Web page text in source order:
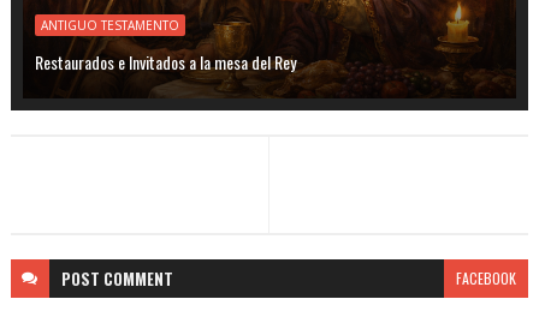
ANTIGUO TESTAMENTO
Restaurados e Invitados a la mesa del Rey
POST COMMENT FACEBOOK